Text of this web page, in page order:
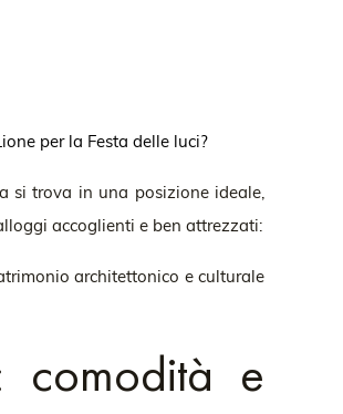
per la Festa delle luci?
si trova in una posizione ideale,
accoglienti e ben attrezzati:
architettonico e culturale
comodità e